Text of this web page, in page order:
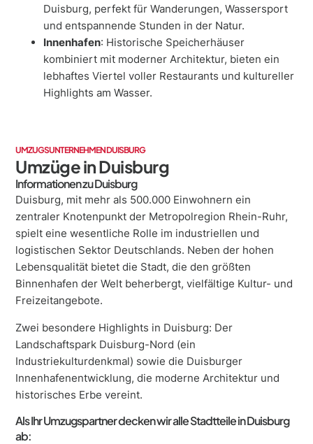
UMZUGSUNTERNEHMEN DUISBURG
Umzüge in Duisburg
Informationen zu Duisburg
Duisburg, mit mehr als 500.000 Einwohnern ein
zentraler Knotenpunkt der Metropolregion Rhein-Ruhr,
spielt eine wesentliche Rolle im industriellen und
logistischen Sektor Deutschlands. Neben der hohen
Lebensqualität bietet die Stadt, die den größten
Binnenhafen der Welt beherbergt, vielfältige Kultur- und
Freizeitangebote.
Zwei besondere Highlights in Duisburg: Der
Landschaftspark Duisburg-Nord (ein
Industriekulturdenkmal) sowie die Duisburger
Innenhafenentwicklung, die moderne Architektur und
historisches Erbe vereint.
Als Ihr Umzugspartner decken wir alle Stadtteile in Duisburg
ab:
Duisburg, perfekt für Wanderungen, Wassersport
und entspannende Stunden in der Natur.
Innenhafen: Historische Speicherhäuser
kombiniert mit moderner Architektur, bieten ein
lebhaftes Viertel voller Restaurants und kultureller
Highlights am Wasser.